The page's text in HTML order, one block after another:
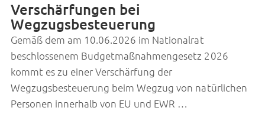
Verschärfungen bei
Wegzugsbesteuerung
Gemäß dem am 10.06.2026 im Nationalrat
beschlossenem Budgetmaßnahmengesetz 2026
kommt es zu einer Verschärfung der
Wegzugsbesteuerung beim Wegzug von natürlichen
Personen innerhalb von EU und EWR …